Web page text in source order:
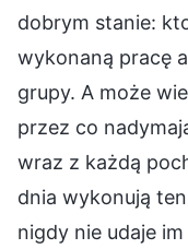
dobrym stanie:
wykonaną pracę
grupy. A może
przez co
wraz z każdą
dnia wykonują
nigdy nie udaje